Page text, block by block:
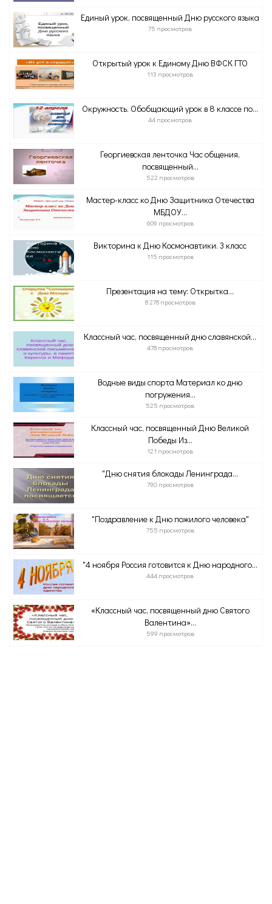
Единый урок, посвященный Дню русского языка
75 просмотров
Открытый урок к Единому Дню ВФСК ГТО
113 просмотров
Окружность. Обобщающий урок в 8 классе по...
44 просмотров
Георгиевская ленточка Час общения,
посвященный...
522 просмотров
Мастер-класс ко Дню Защитника Отечества
МБДОУ...
609 просмотров
Викторина к Дню Космонавтики. 3 класс
115 просмотров
Презентация на тему: Открытка...
8 278 просмотров
Классный час, посвященный дню славянской...
478 просмотров
Водные виды спорта Материал ко дню
погружения...
525 просмотров
Классный час, посвященный Дню Великой
Победы Из...
121 просмотров
"Дню снятия блокады Ленинграда...
790 просмотров
"Поздравление к Дню пожилого человека"
755 просмотров
"4 ноября Россия готовится к Дню народного...
444 просмотров
«Классный час, посвященный дню Святого
Валентина»...
599 просмотров